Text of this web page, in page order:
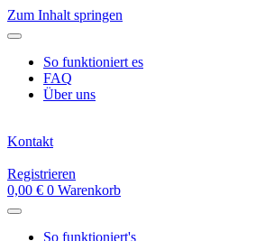
Zum Inhalt springen
So funktioniert es
FAQ
Über uns
Kontakt
Registrieren
0,00 € 0 Warenkorb
So funktioniert's